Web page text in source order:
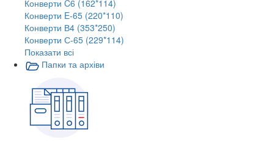
Конверти C6 (162*114)
Конверти E-65 (220*110)
Конверти В4 (353*250)
Конверти С-65 (229*114)
Показати всі
Папки та архіви